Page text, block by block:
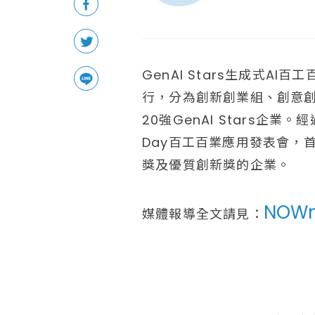
GenAI Stars生成式AI百工
行，分為創新創業組、創意
20強GenAI Stars企業。經
Day百工百業應用發表會，
獎及優質創新獎的企業。
媒體報導全文請見：